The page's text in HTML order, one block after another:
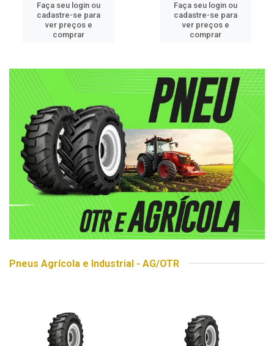
Faça seu login ou
cadastre-se para
ver preços e
comprar
Faça seu login ou
cadastre-se para
ver preços e
comprar
Pneus Agrícola e Industrial - AG/OTR